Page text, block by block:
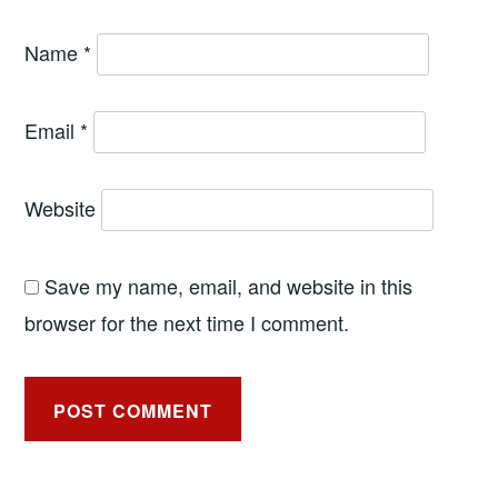
Name *
Email *
Website
Save my name, email, and website in this
browser for the next time I comment.